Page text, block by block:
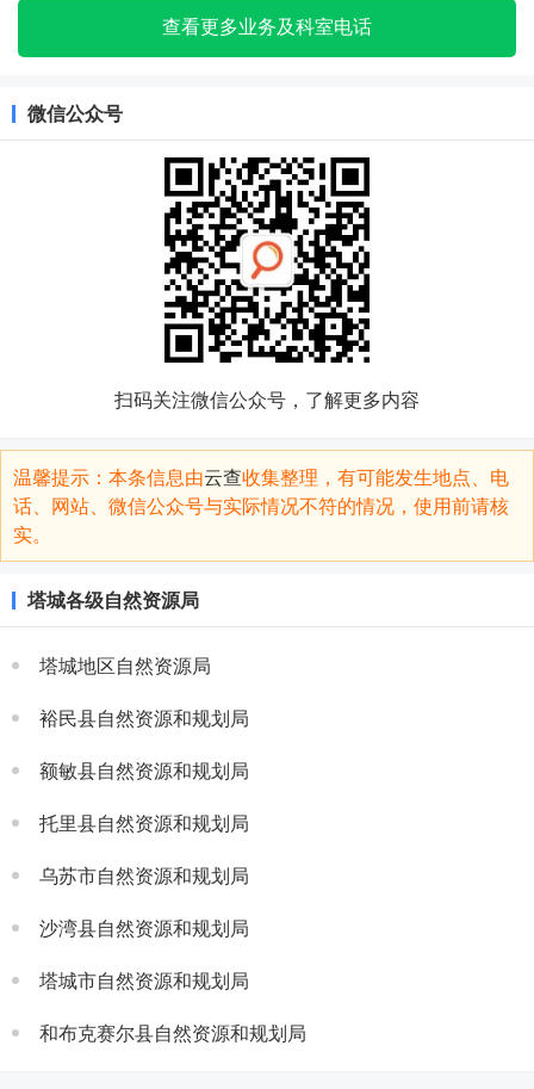
查看更多业务及科室电话
微信公众号
扫码关注微信公众号，了解更多内容
温馨提示：本条信息由云查收集整理，有可能发生地点、电
话、网站、微信公众号与实际情况不符的情况，使用前请核
实。
塔城各级自然资源局
塔城地区自然资源局
裕民县自然资源和规划局
额敏县自然资源和规划局
托里县自然资源和规划局
乌苏市自然资源和规划局
沙湾县自然资源和规划局
塔城市自然资源和规划局
和布克赛尔县自然资源和规划局